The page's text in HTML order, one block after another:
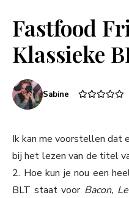
Fastfood
Klassieke
Sabine
Ik kan me voorstellen dat
bij het lezen van de titel
2. Hoe kun je nou een
BLT staat voor Bacon,